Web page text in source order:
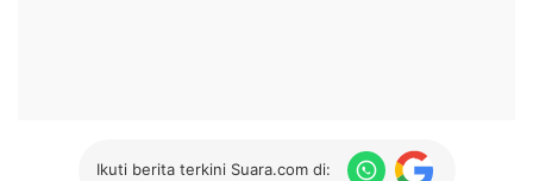
Ikuti berita terkini Suara.com di: